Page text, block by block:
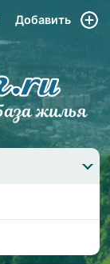
Добавить